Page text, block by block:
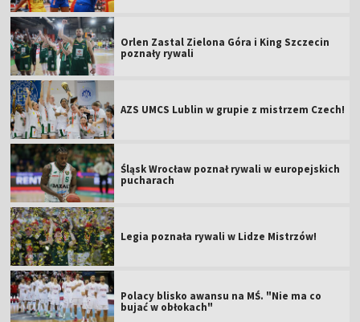
Orlen Zastal Zielona Góra i King Szczecin
poznały rywali
AZS UMCS Lublin w grupie z mistrzem Czech!
Śląsk Wrocław poznał rywali w europejskich
pucharach
Legia poznała rywali w Lidze Mistrzów!
Polacy blisko awansu na MŚ. "Nie ma co
bujać w obłokach"